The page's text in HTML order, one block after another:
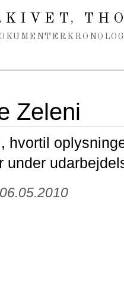
,
Zeleni
hvortil
under